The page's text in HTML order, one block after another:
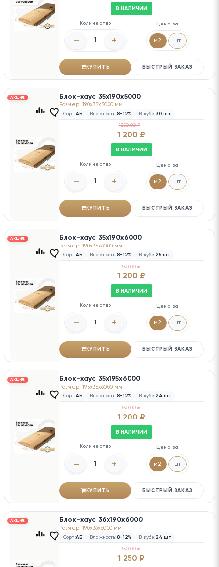
В НАЛИЧИИ
Количество
– +
Цена за
м2 шт
КУПИТЬ БЫСТРЫЙ ЗАКАЗ
АКЦИЯ! Блок-хаус 35х190х5000
Размер: 190x35x5000 мм
Сорт:АБ Влажность: 8-12% В кубе:30 шт
1350.00 ₽
1 200 ₽
В НАЛИЧИИ
Количество
– +
Цена за
м2 шт
КУПИТЬ БЫСТРЫЙ ЗАКАЗ
АКЦИЯ! Блок-хаус 35х190х6000
Размер: 190x35x6000 мм
Сорт:АБ Влажность: 8-12% В кубе:25 шт
1350.00 ₽
1 200 ₽
В НАЛИЧИИ
Количество
– +
Цена за
м2 шт
КУПИТЬ БЫСТРЫЙ ЗАКАЗ
АКЦИЯ! Блок-хаус 35х195х6000
Размер: 195x35x6000 мм
Сорт:АБ Влажность: 8-12% В кубе:24 шт
1350.00 ₽
1 200 ₽
В НАЛИЧИИ
Количество
– +
Цена за
м2 шт
КУПИТЬ БЫСТРЫЙ ЗАКАЗ
АКЦИЯ! Блок-хаус 36х190х6000
Размер: 190x36x6000 мм
Сорт:АБ Влажность: 8-12% В кубе:24 шт
1350.00 ₽
1 250 ₽